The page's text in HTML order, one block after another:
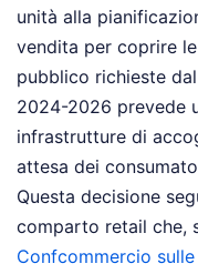
unità alla
vendita per coprire
pubblico richieste
2024-2026 prevede
infrastrutture di
attesa dei
Questa decisione
comparto retail che,
Confcommercio